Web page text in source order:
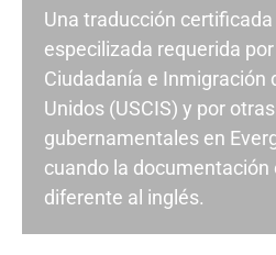
Una traducción
especilizada requerida
Ciudadanía e Inmigración
Unidos (USCIS) y por
gubernamentales en
cuando la documentación
diferente al inglés.